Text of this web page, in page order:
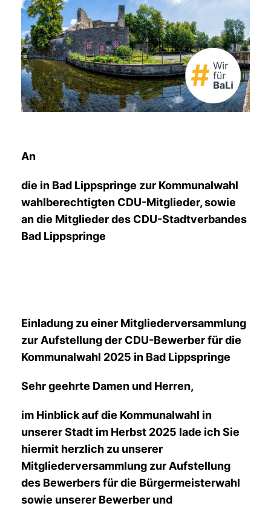
An
die in Bad Lippspringe zur Kommunalwahl
wahlberechtigten CDU-Mitglieder, sowie
an die Mitglieder des CDU-Stadtverbandes
Bad Lippspringe
Einladung zu einer Mitgliederversammlung
zur Aufstellung der CDU-Bewerber für die
Kommunalwahl 2025 in Bad Lippspringe
Sehr geehrte Damen und Herren,
im Hinblick auf die Kommunalwahl in
unserer Stadt im Herbst 2025 lade ich Sie
hiermit herzlich zu unserer
Mitgliederversammlung zur Aufstellung
des Bewerbers für die Bürgermeisterwahl
sowie unserer Bewerber und